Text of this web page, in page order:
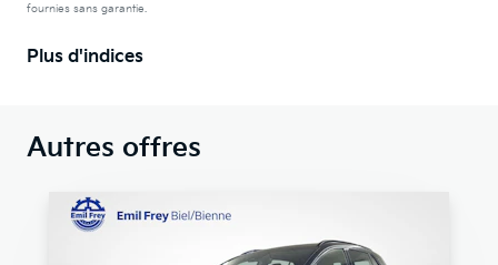
fournies sans garantie.
Plus d'indices
Autres offres